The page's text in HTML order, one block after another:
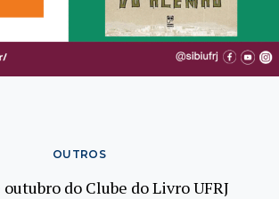
OUTROS
do Clube do Livro UFRJ